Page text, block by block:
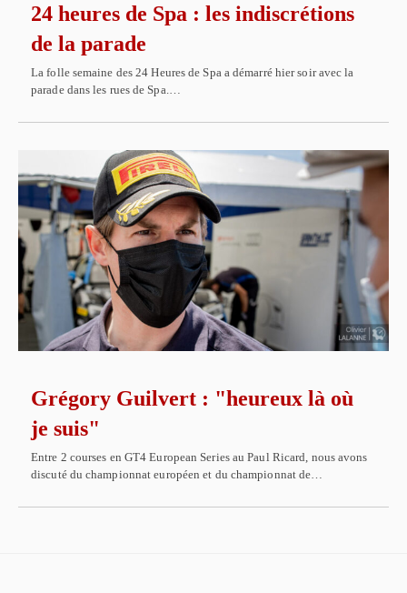
24 heures de Spa : les indiscrétions
de la parade
La folle semaine des 24 Heures de Spa a démarré hier soir avec la
parade dans les rues de Spa.…
Grégory Guilvert : "heureux là où
je suis"
Entre 2 courses en GT4 European Series au Paul Ricard, nous avons
discuté du championnat européen et du championnat de…